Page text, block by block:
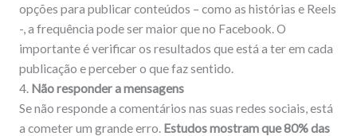
opções para publicar conteúdos – como as histórias e Reels
-, a frequência pode ser maior que no Facebook. O
importante é verificar os resultados que está a ter em cada
publicação e perceber o que faz sentido.
4. Não responder a mensagens
Se não responde a comentários nas suas redes sociais, está
a cometer um grande erro. Estudos mostram que 80% das